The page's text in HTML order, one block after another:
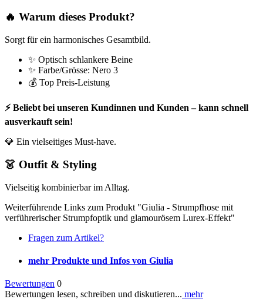
🔥 Warum dieses Produkt?
Sorgt für ein harmonisches Gesamtbild.
✨ Optisch schlankere Beine
✨ Farbe/Grösse: Nero 3
💰 Top Preis-Leistung
⚡ Beliebt bei unseren Kundinnen und Kunden – kann schnell
ausverkauft sein!
💎 Ein vielseitiges Must-have.
👗 Outfit & Styling
Vielseitig kombinierbar im Alltag.
Weiterführende Links zum Produkt "Giulia - Strumpfhose mit
verführerischer Strumpfoptik und glamourösem Lurex-Effekt"
Fragen zum Artikel?
mehr Produkte und Infos von Giulia
Bewertungen 0
Bewertungen lesen, schreiben und diskutieren... mehr